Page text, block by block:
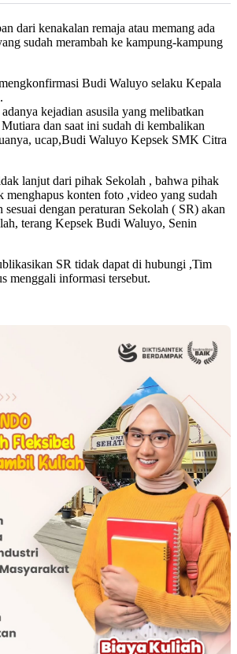
dari kenakalan remaja atau memang ada
sudah merambah ke kampung-kampung
Budi Waluyo selaku Kepala
kejadian asusila yang melibatkan
dan saat ini sudah di kembalikan
ucap,Budi Waluyo Kepsek SMK Citra
lanjut dari pihak Sekolah , bahwa pihak
menghapus konten foto ,video yang sudah
sesuai dengan peraturan Sekolah ( SR) akan
terang Kepsek Budi Waluyo, Senin
SR tidak dapat di hubungi ,Tim
menggali informasi tersebut.